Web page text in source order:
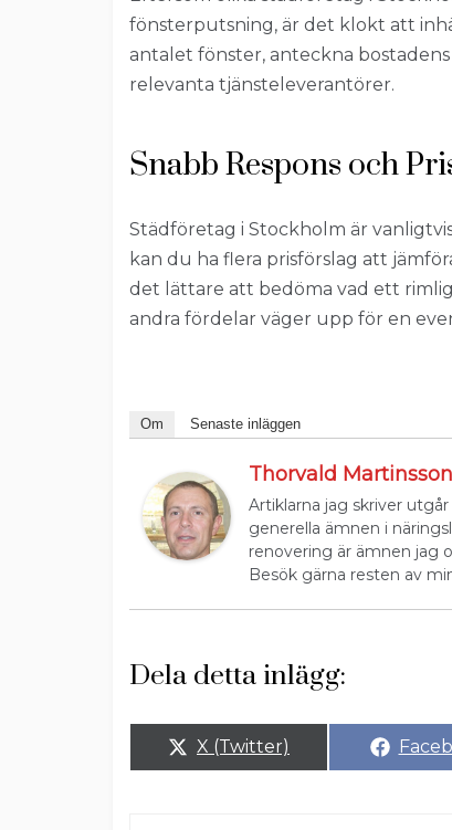
fönsterputsning, är det klokt att
antalet fönster, anteckna
relevanta tjänsteleverantörer.
Snabb Respons och
Städföretag i Stockholm är
kan du ha flera prisförslag att
det lättare att bedöma vad ett
andra fördelar väger upp för en
Om Senaste inläggen
Thorvald Martinsson
Artiklarna jag skriver
generella ämnen i
renovering är ämnen jag
Besök gärna resten av
Dela detta inlägg:
Dela
X (Twitter)
Dela